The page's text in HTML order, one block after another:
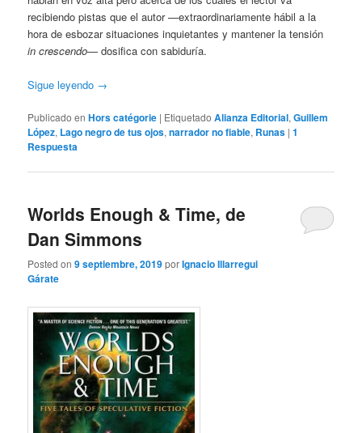
recibiendo pistas que el autor —extraordinariamente hábil a la
hora de esbozar situaciones inquietantes y mantener la tensión
in crescendo— dosifica con sabiduría.
Sigue leyendo →
Publicado en Hors catégorie | Etiquetado Alianza Editorial,Guillem
López, Lago negro de tus ojos,narrador no fiable, Runas |1
Respuesta
Worlds Enough & Time, de
Dan Simmons
Posted on9 septiembre, 2019porIgnacio Illarregui
Gárate